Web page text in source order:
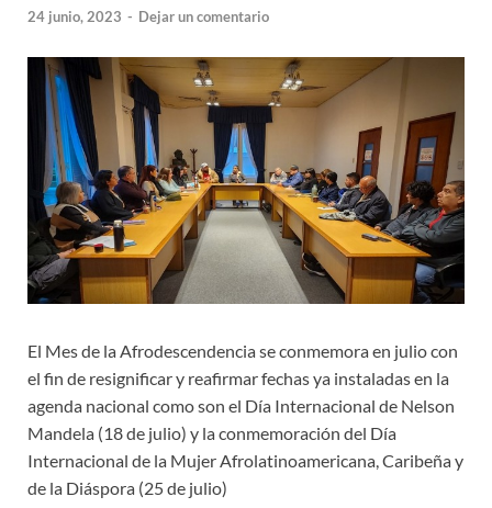
24 junio, 2023 - Dejar un comentario
El Mes de la Afrodescendencia se conmemora en julio con
el fin de resignificar y reafirmar fechas ya instaladas en la
agenda nacional como son el Día Internacional de Nelson
Mandela (18 de julio) y la conmemoración del Día
Internacional de la Mujer Afrolatinoamericana, Caribeña y
de la Diáspora (25 de julio)